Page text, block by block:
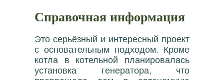
Справочная информация
Это серьёзный и интересный проект
с основательным подходом. Кроме
котла в котельной планировалась
установка генератора, что